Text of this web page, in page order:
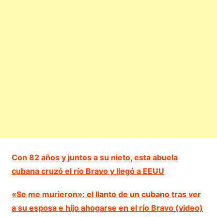
Con 82 años y juntos a su nieto, esta abuela
cubana cruzó el río Bravo y llegó a EEUU
«Se me murieron»: el llanto de un cubano tras ver
a su esposa e hijo ahogarse en el río Bravo (video)